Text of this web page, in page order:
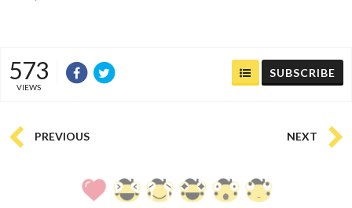
573
VIEWS
SUBSCRIBE
PREVIOUS NEXT